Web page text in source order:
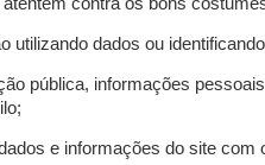
utilizando dados ou
pública, informações
e informações do site